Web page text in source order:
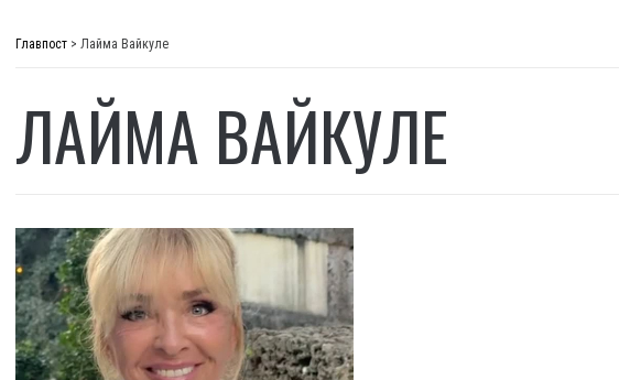
Главпост > Лайма Вайкуле
ЛАЙМА ВАЙКУЛЕ